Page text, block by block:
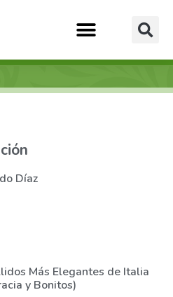
Díaz
Más Elegantes de Italia
y Bonitos)